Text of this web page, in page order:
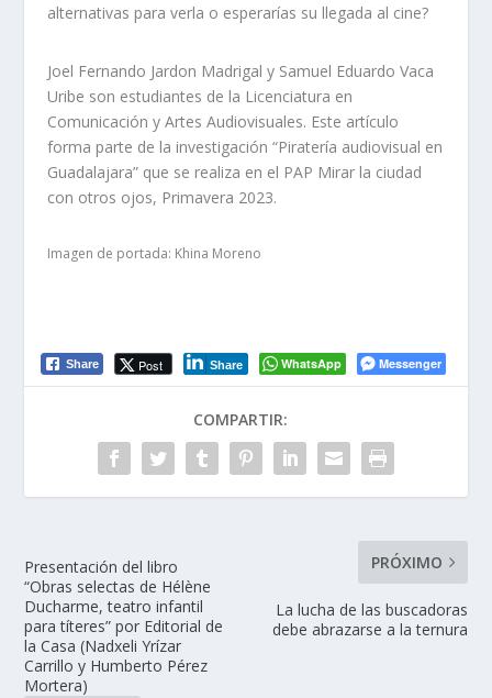
alternativas para verla o esperarías su llegada al cine?
Joel Fernando Jardon Madrigal y Samuel Eduardo Vaca
Uribe son estudiantes de la Licenciatura en
Comunicación y Artes Audiovisuales. Este artículo
forma parte de la investigación “Piratería audiovisual en
Guadalajara” que se realiza en el PAP Mirar la ciudad
con otros ojos, Primavera 2023.
Imagen de portada: Khina Moreno
Share Post Share WhatsApp Messenger
COMPARTIR:
Presentación del libro
“Obras selectas de Hélène
Ducharme, teatro infantil
para títeres” por Editorial de
la Casa (Nadxeli Yrízar
Carrillo y Humberto Pérez
Mortera)
PRÓXIMO
La lucha de las buscadoras
debe abrazarse a la ternura